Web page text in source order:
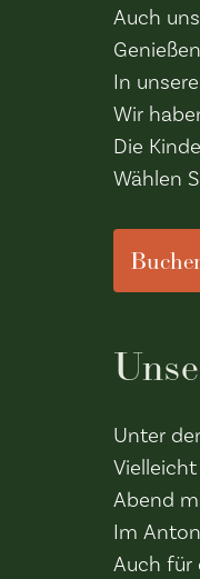
Auch
In
Wir
Die
Wählen
Unter
Abend
Im
Auch für